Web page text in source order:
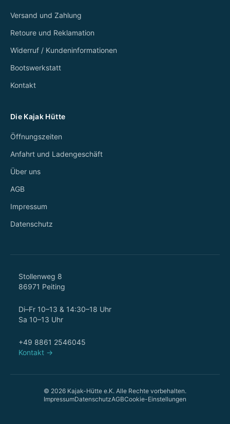
Versand und Zahlung
Retoure und Reklamation
Widerruf / Kundeninformationen
Bootswerkstatt
Kontakt
Die Kajak Hütte
Öffnungszeiten
Anfahrt und Ladengeschäft
Über uns
AGB
Impressum
Datenschutz
Stollenweg 8
86971 Peiting
Di–Fr 10–13 & 14:30–18 Uhr
Sa 10–13 Uhr
+49 8861 2546045
Kontakt →
© 2026 Kajak-Hütte e.K. Alle Rechte vorbehalten.
ImpressumDatenschutzAGBCookie-Einstellungen